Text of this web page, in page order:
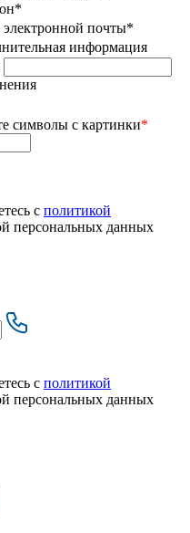
электронной почты*
информация
символы с картинки*
с политикой
персональных данных
с политикой
персональных данных